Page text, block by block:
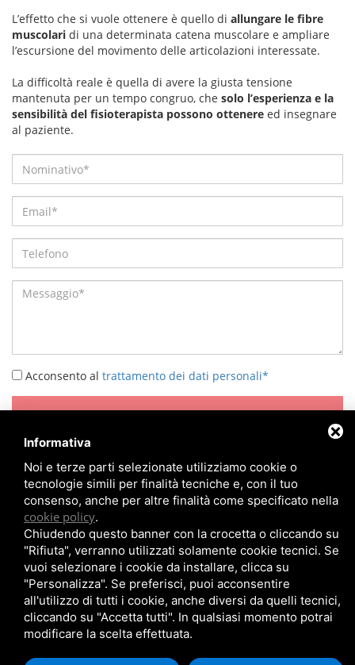
L’effetto che si vuole ottenere è quello di allungare le fibre
muscolari di una determinata catena muscolare e ampliare
l’escursione del movimento delle articolazioni interessate.
La difficoltà reale è quella di avere la giusta tensione
mantenuta per un tempo congruo, che solo l’esperienza e la
sensibilità del fisioterapista possono ottenere ed insegnare
al paziente.
Acconsento al trattamento dei dati personali*
HOME CHI SIAMO
COSA CURIAMO
TECNICHE/TRATTAMENTI
APPROFONDIMENTI
DOCUMENTAZIONE
CONTATTI
Arcobaleno '85 - P.IVA: 01739921003
Informativa
Noi e terze parti selezionate utilizziamo cookie o
tecnologie simili per finalità tecniche e, con il tuo
consenso, anche per altre finalità come specificato nella
cookie policy.
Chiudendo questo banner con la crocetta o cliccando su
"Rifiuta", verranno utilizzati solamente cookie tecnici. Se
vuoi selezionare i cookie da installare, clicca su
"Personalizza". Se preferisci, puoi acconsentire
all'utilizzo di tutti i cookie, anche diversi da quelli tecnici,
cliccando su "Accetta tutti". In qualsiasi momento potrai
modificare la scelta effettuata.